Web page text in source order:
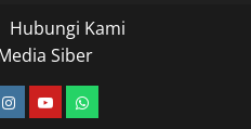
Hubungi Kami
Siber
instagram.com
youtubewhatsapp